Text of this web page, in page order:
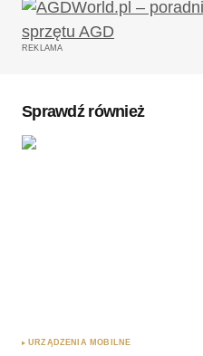
Twój adres email nie
Wymagane pola są
REKLAMA
Sprawdź również
URZĄDZENIA MOBILNE